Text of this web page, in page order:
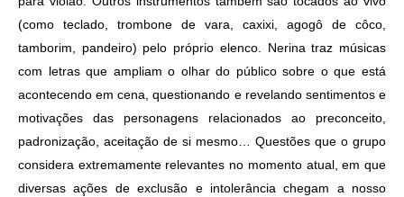
(como teclado, trombone de vara, caxixi, agogô de côco,
tamborim, pandeiro) pelo próprio elenco. Nerina traz músicas
com letras que ampliam o olhar do público sobre o que está
acontecendo em cena, questionando e revelando sentimentos e
motivações das personagens relacionados ao preconceito,
padronização, aceitação de si mesmo… Questões que o grupo
considera extremamente relevantes no momento atual, em que
diversas ações de exclusão e intolerância chegam a nosso